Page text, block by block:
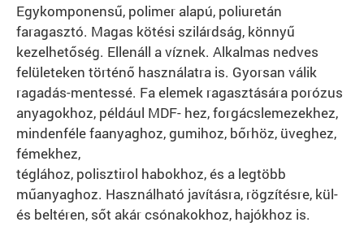
Egykomponensű, polimer alapú, poliuretán
faragasztó. Magas kötési szilárdság, könnyű
kezelhetőség. Ellenáll a víznek. Alkalmas nedves
felületeken történő használatra is. Gyorsan válik
ragadás-mentessé. Fa elemek ragasztására porózus
anyagokhoz, például MDF- hez, forgácslemezekhez,
mindenféle faanyaghoz, gumihoz, bőrhöz, üveghez,
fémekhez,
téglához, polisztirol habokhoz, és a legtöbb
műanyaghoz. Használható javításra, rögzítésre, kül-
és beltéren, sőt akár csónakokhoz, hajókhoz is.